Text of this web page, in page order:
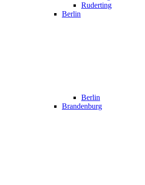
Ruderting
Berlin
Berlin
Brandenburg